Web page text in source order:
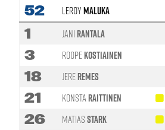
52 LeroyMaluka
1 JaniRantala
3 RoopeKostiainen
18 JereRemes
21 KonstaRaittinen
26 MatiasStark